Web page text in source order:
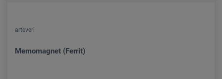
arteveri
Memomagnet (Ferrit)